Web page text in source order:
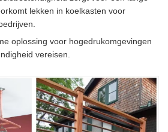
lekken in koelkasten voor
oplossing voor hogedrukomgevingen
vereisen.